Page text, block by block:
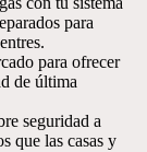
para
para ofrecer
de última
seguridad a
que las casas y